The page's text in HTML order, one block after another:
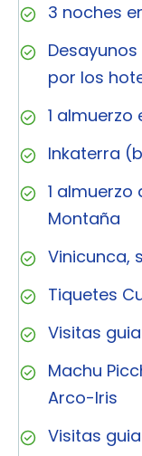
3 noches
por los
1 almuerzo
Inkaterra
1
Montaña
Vinicunca,
Tiquetes
Visitas
Machu
Arco-Iris
Visitas